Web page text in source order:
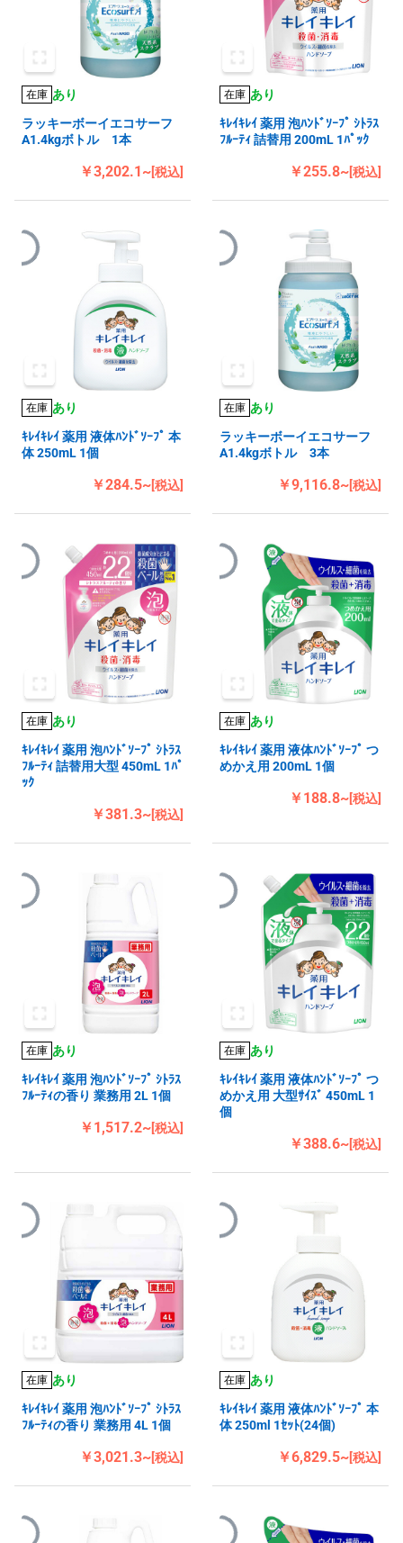
在庫 あり
ラッキーボーイエコサーフ
A1.4kgボトル 1本
￥3,202.1~[税込]
在庫 あり
ｷﾚｲｷﾚｲ 薬用 泡ﾊﾝﾄﾞｿｰﾌﾟ ｼﾄﾗｽ
ﾌﾙｰﾃｨ 詰替用 200mL 1ﾊﾟｯｸ
￥255.8~[税込]
在庫 あり
ｷﾚｲｷﾚｲ 薬用 液体ﾊﾝﾄﾞｿｰﾌﾟ 本
体 250mL 1個
￥284.5~[税込]
在庫 あり
ラッキーボーイエコサーフ
A1.4kgボトル 3本
￥9,116.8~[税込]
在庫 あり
ｷﾚｲｷﾚｲ 薬用 泡ﾊﾝﾄﾞｿｰﾌﾟ ｼﾄﾗｽ
ﾌﾙｰﾃｨ 詰替用大型 450mL 1ﾊﾟ
ｯｸ
￥381.3~[税込]
在庫 あり
ｷﾚｲｷﾚｲ 薬用 液体ﾊﾝﾄﾞｿｰﾌﾟ つ
めかえ用 200mL 1個
￥188.8~[税込]
在庫 あり
ｷﾚｲｷﾚｲ 薬用 泡ﾊﾝﾄﾞｿｰﾌﾟ ｼﾄﾗｽ
ﾌﾙｰﾃｨの香り 業務用 2L 1個
￥1,517.2~[税込]
在庫 あり
ｷﾚｲｷﾚｲ 薬用 液体ﾊﾝﾄﾞｿｰﾌﾟ つ
めかえ用 大型ｻｲｽﾞ 450mL 1
個
￥388.6~[税込]
在庫 あり
ｷﾚｲｷﾚｲ 薬用 泡ﾊﾝﾄﾞｿｰﾌﾟ ｼﾄﾗｽ
ﾌﾙｰﾃｨの香り 業務用 4L 1個
￥3,021.3~[税込]
在庫 あり
ｷﾚｲｷﾚｲ 薬用 液体ﾊﾝﾄﾞｿｰﾌﾟ 本
体 250ml 1ｾｯﾄ(24個)
￥6,829.5~[税込]